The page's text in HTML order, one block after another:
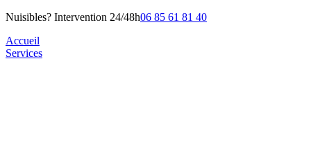
Nuisibles? Intervention 24/48h06 85 61 81 40
Accueil
Services